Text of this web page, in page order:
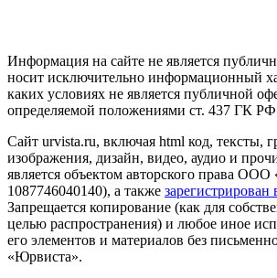
Информация на сайте не является
носит исключительно информационный
каких условиях не является публичной
определяемой положениями ст. 437 ГК
Сайт urvista.ru, включая html код, тексты,
изображения, дизайн, видео­, аудио­ и
является объектом авторского права
1087746040140), а также
Запрещается копирование (как для
целью распространения) и любое иное
его элементов и материалов без
«Юрвиста».